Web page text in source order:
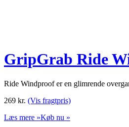
GripGrab Ride
Ride Windproof er en glimrende
269 kr. (Vis fragtpris)
Læs mere »Køb nu »